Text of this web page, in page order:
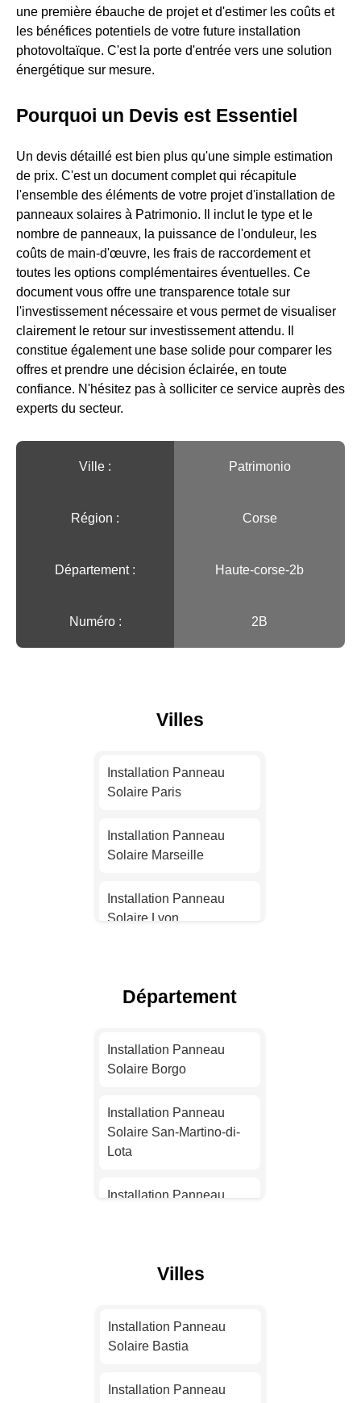
une première ébauche de projet et d'estimer les coûts et
les bénéfices potentiels de votre future installation
photovoltaïque. C'est la porte d'entrée vers une solution
énergétique sur mesure.
Pourquoi un Devis est Essentiel
Un devis détaillé est bien plus qu'une simple estimation
de prix. C'est un document complet qui récapitule
l'ensemble des éléments de votre projet d'installation de
panneaux solaires à Patrimonio. Il inclut le type et le
nombre de panneaux, la puissance de l'onduleur, les
coûts de main-d'œuvre, les frais de raccordement et
toutes les options complémentaires éventuelles. Ce
document vous offre une transparence totale sur
l'investissement nécessaire et vous permet de visualiser
clairement le retour sur investissement attendu. Il
constitue également une base solide pour comparer les
offres et prendre une décision éclairée, en toute
confiance. N'hésitez pas à solliciter ce service auprès des
experts du secteur.
Ville :️ Patrimonio
Région :️ Corse
Département : Haute-corse-2b
Numéro : 2B
Villes
Installation Panneau
Solaire Paris
Installation Panneau
Solaire Marseille
Installation Panneau
Solaire Lyon
Solaire Nice
Solaire Nantes
Installation Panneau
Installation Panneau
Installation Panneau
Département
Installation Panneau
Solaire Borgo
Installation Panneau
Solaire San-Martino-di-
Lota
Installation Panneau
Solaire Prunelli-di-
Installation Panneau
Villes
Installation Panneau
Solaire Bastia
Installation Panneau